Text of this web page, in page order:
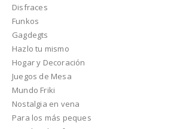
Disfraces
Funkos
Gagdegts
Hazlo tu mismo
Hogar y Decoración
Juegos de Mesa
Mundo Friki
Nostalgia en vena
Para los más peques